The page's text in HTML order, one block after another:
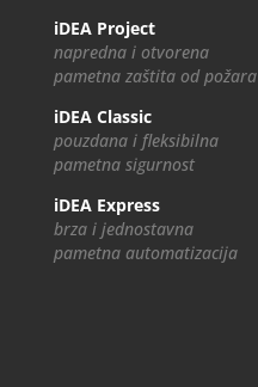
iDEA Project
napredna i otvorena
pametna zaštita od požara
iDEA Classic
pouzdana i fleksibilna
pametna sigurnost
iDEA Express
brza i jednostavna
pametna automatizacija